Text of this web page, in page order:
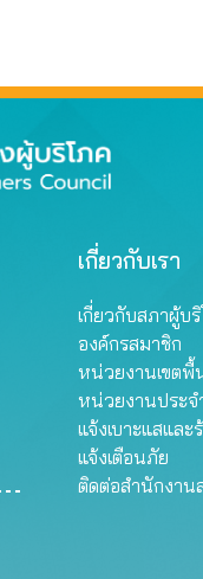
เกี่ยวกับเรา
เกี่ยวกับสภาผู้บ
องค์กรสมาชิก
หน่วยงานเขตพื้
หน่วยงานประจ
แจ้งเบาะแสและ
แจ้งเตือนภัย
ติดต่อสำนักงาน